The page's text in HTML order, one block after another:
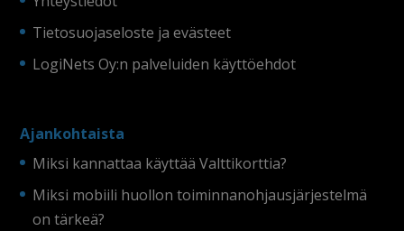
Tietosuojaseloste ja evästeet
LogiNets Oy:n palveluiden käyttöehdot
Ajankohtaista
Miksi kannattaa käyttää Valttikorttia?
Miksi mobiili huollon toiminnanohjausjärjestelmä
on tärkeä?